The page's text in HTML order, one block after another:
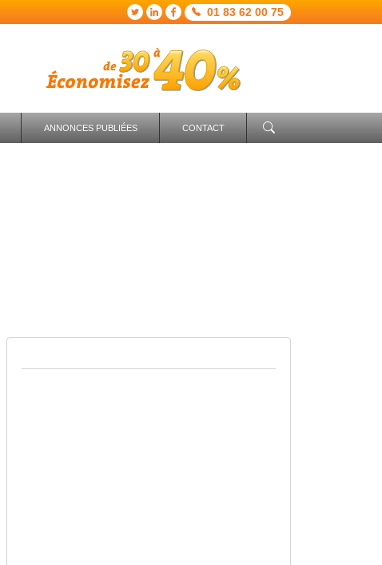
01 83 62 00 75
ANNONCES PUBLIÉES CONTACT